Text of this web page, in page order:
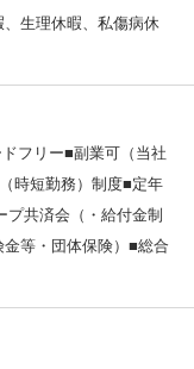
生理休暇、私傷病休
フリー■副業可（当社
時短勤務）制度■定年
共済会（・給付金制
等・団体保険）■総合